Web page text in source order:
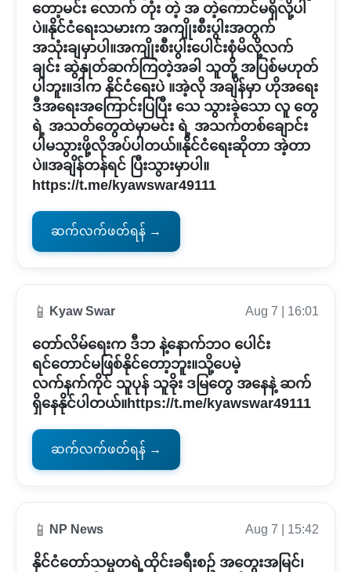
တော့မင်း လောက် တုံး တဲ့ အ တဲ့ကောင်မရှိလို့ပါ
ပဲ။နိုင်ငံရေးသမားက အကျိုးစီးပွါးအတွက်
အသုံးချမှာပါ။အကျိုးစီးပွါးပေါင်းစုံမိလို့လက်
ချင်း ဆွဲနှုတ်ဆက်ကြတဲ့အခါ သူတို့ အပြစ်မဟုတ်
ပါဘူး။ဒါက နိုင်ငံရေးပဲ ။အဲ့လို အချိန်မှာ ဟိုအရေး
ဒီအရေးအကြောင်းပြပြီး သေ သွားခဲ့သော လူ တွေ
ရဲ့ အသတ်တွေထဲမှာမင်း ရဲ့ အသက်တစ်ချောင်း
ပါမသွားဖို့လိုအပ်ပါတယ်။နိုင်ငံရေးဆိုတာ အဲ့တာ
ပဲ။အချိန်တန်ရင် ပြီးသွားမှာပါ။
https://t.me/kyawswar49111
ဆက်လက်ဖတ်ရန် →
📱 Kyaw Swar Aug 7 | 16:01
တော်လိမ်ရေးက ဒီဘ နဲ့နောက်ဘဝ ပေါင်း
ရင်တောင်မဖြစ်နိုင်တော့ဘူး။သို့ပေမဲ့
လက်နက်ကိုင် သူပုန် သူခိုး ဒမြတွေ အနေနဲ့ ဆက်
ရှိနေနိုင်ပါတယ်။https://t.me/kyawswar49111
ဆက်လက်ဖတ်ရန် →
📱 NP News Aug 7 | 15:42
နိုင်ငံတော်သမ္မတရဲ့ထိုင်းခရီးစဥ် အတွေးအမြင်၊